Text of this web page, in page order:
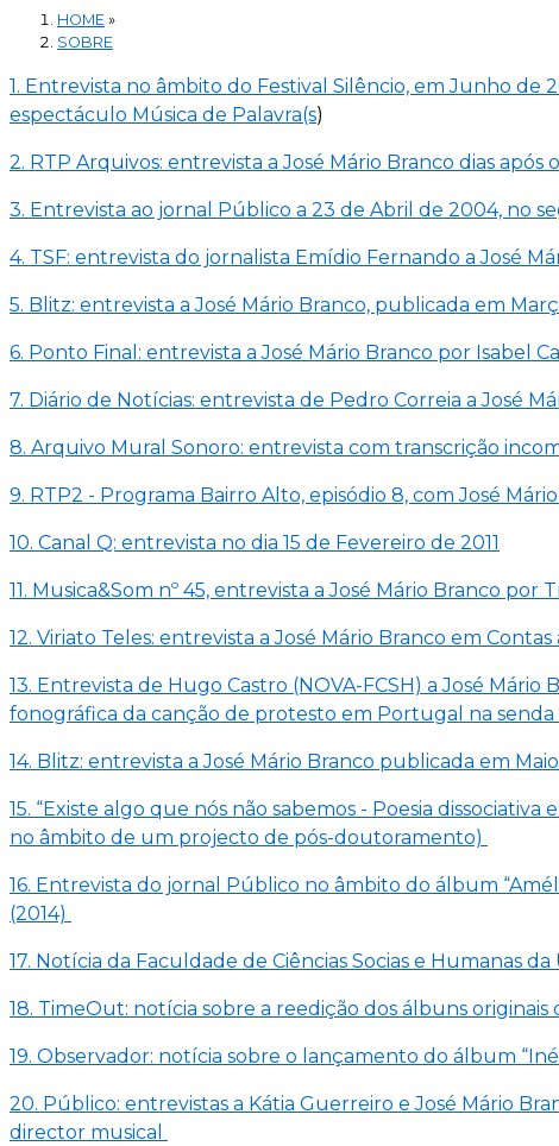
HOME »
SOBRE
1. Entrevista no âmbito do Festival Silêncio, em Junho de
espectáculo Música de Palavra(s)
2. RTP Arquivos: entrevista a José Mário Branco dias
3. Entrevista ao jornal Público a 23 de Abril de 2004, no
4. TSF: entrevista do jornalista Emídio Fernando a José
5. Blitz: entrevista a José Mário Branco, publicada em
6. Ponto Final: entrevista a José Mário Branco por Isabel
7. Diário de Notícias: entrevista de Pedro Correia a José
8. Arquivo Mural Sonoro: entrevista com transcrição
9. RTP2 - Programa Bairro Alto, episódio 8, com José
10. Canal Q: entrevista no dia 15 de Fevereiro de 2011
11. Musica&Som nº 45, entrevista a José Mário Branco por
12. Viriato Teles: entrevista a José Mário Branco em
13. Entrevista de Hugo Castro (NOVA-FCSH) a José
fonográfica da canção de protesto em Portugal na senda
14. Blitz: entrevista a José Mário Branco publicada em
15. “Existe algo que nós não sabemos - Poesia
no âmbito de um projecto de pós-doutoramento)
16. Entrevista do jornal Público no âmbito do álbum
(2014)
17. Notícia da Faculdade de Ciências Socias e Humanas
18. TimeOut: notícia sobre a reedição dos álbuns
19. Observador: notícia sobre o lançamento do álbum
20. Público: entrevistas a Kátia Guerreiro e José Mário
director musical